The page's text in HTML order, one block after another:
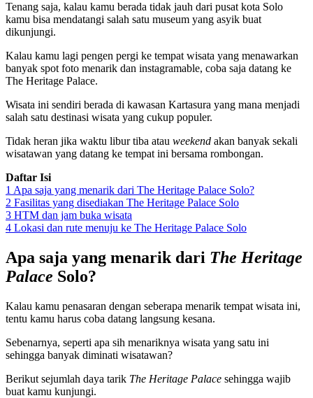
Tenang saja, kalau kamu berada tidak jauh dari pusat kota Solo
kamu bisa mendatangi salah satu museum yang asyik buat
dikunjungi.
Kalau kamu lagi pengen pergi ke tempat wisata yang menawarkan
banyak spot foto menarik dan instagramable, coba saja datang ke
The Heritage Palace.
Wisata ini sendiri berada di kawasan Kartasura yang mana menjadi
salah satu destinasi wisata yang cukup populer.
Tidak heran jika waktu libur tiba atau weekend akan banyak sekali
wisatawan yang datang ke tempat ini bersama rombongan.
Daftar Isi
1 Apa saja yang menarik dari The Heritage Palace Solo?
2 Fasilitas yang disediakan The Heritage Palace Solo
3 HTM dan jam buka wisata
4 Lokasi dan rute menuju ke The Heritage Palace Solo
Apa saja yang menarik dari The Heritage
Palace Solo?
Kalau kamu penasaran dengan seberapa menarik tempat wisata ini,
tentu kamu harus coba datang langsung kesana.
Sebenarnya, seperti apa sih menariknya wisata yang satu ini
sehingga banyak diminati wisatawan?
Berikut sejumlah daya tarik The Heritage Palace sehingga wajib
buat kamu kunjungi.